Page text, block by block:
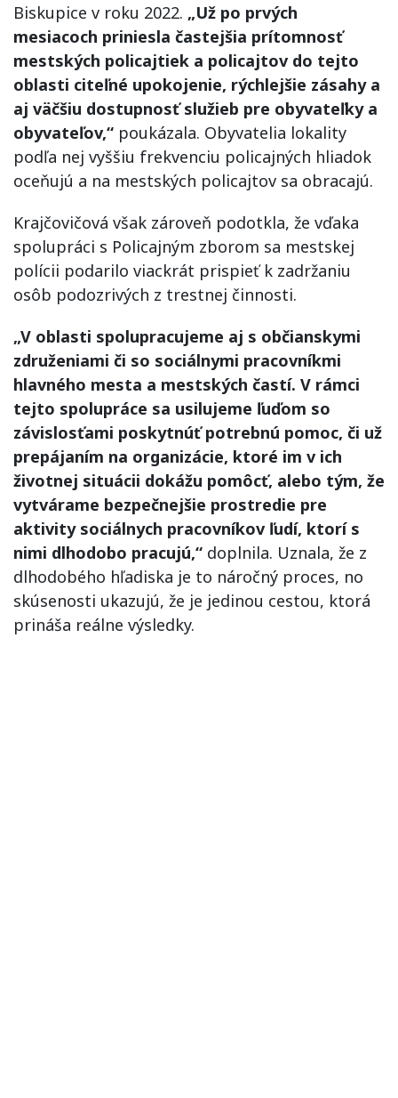
Biskupice v roku 2022. „Už po prvých
mesiacoch priniesla častejšia prítomnosť
mestských policajtiek a policajtov do tejto
oblasti citeľné upokojenie, rýchlejšie zásahy a
aj väčšiu dostupnosť služieb pre obyvateľky a
obyvateľov,“ poukázala. Obyvatelia lokality
podľa nej vyššiu frekvenciu policajných hliadok
oceňujú a na mestských policajtov sa obracajú.
Krajčovičová však zároveň podotkla, že vďaka
spolupráci s Policajným zborom sa mestskej
polícii podarilo viackrát prispieť k zadržaniu
osôb podozrivých z trestnej činnosti.
„V oblasti spolupracujeme aj s občianskymi
združeniami či so sociálnymi pracovníkmi
hlavného mesta a mestských častí. V rámci
tejto spolupráce sa usilujeme ľuďom so
závislosťami poskytnúť potrebnú pomoc, či už
prepájaním na organizácie, ktoré im v ich
životnej situácii dokážu pomôcť, alebo tým, že
vytvárame bezpečnejšie prostredie pre
aktivity sociálnych pracovníkov ľudí, ktorí s
nimi dlhodobo pracujú,“ doplnila. Uznala, že z
dlhodobého hľadiska je to náročný proces, no
skúsenosti ukazujú, že je jedinou cestou, ktorá
prináša reálne výsledky.